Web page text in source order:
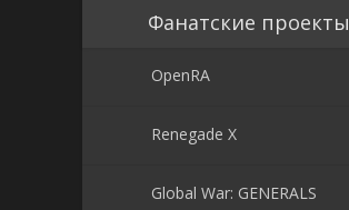
Фанатские проекты
OpenRA
Renegade X
Global War: GENERALS